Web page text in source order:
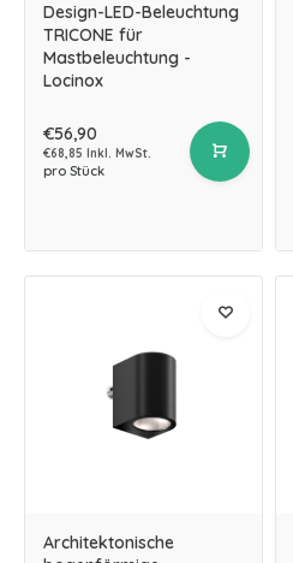
Design-LED-Beleuchtung
TRICONE für
Mastbeleuchtung -
Locinox
€56,90
€68,85 Inkl. MwSt.
pro Stück
Architektonische